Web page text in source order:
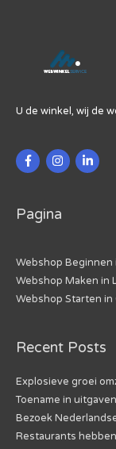
U de winkel, wij de
Pagina
Webshop Beginnen
Webshop Maken in
Webshop Starten in
Recent Posts
Explosieve groei
Toename in
Bezoek
Restaurants